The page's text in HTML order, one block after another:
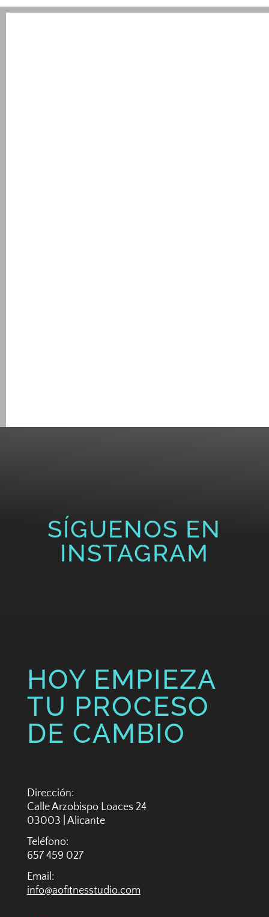
SÍGUENOS EN
INSTAGRAM
HOY EMPIEZA
TU PROCESO
DE CAMBIO
Dirección:
Calle Arzobispo Loaces 24
03003 | Alicante
Teléfono:
657 459 027
Email:
info@aofitnesstudio.com